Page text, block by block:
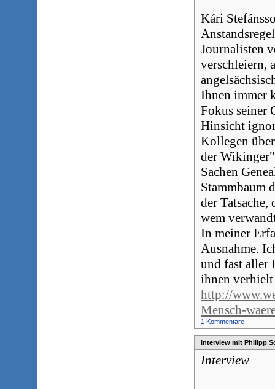
Kári
Journalisten
verschleiern,
Ihnen immer
Fokus seiner
Hinsicht
Kollegen
der
Sachen
Stammbaum
der
wem
In meiner
Ausnahme.
und fast aller
ihnen
http://
Mensch-
1 Kommentare
Interview mit Philipp
Interview